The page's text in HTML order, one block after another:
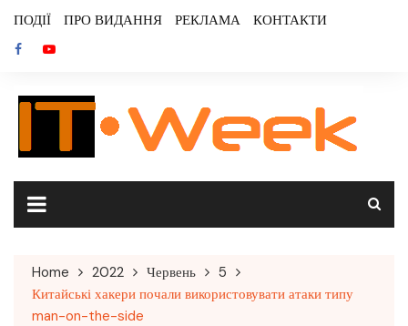
content
ПОДІЇ ПРО ВИДАННЯ РЕКЛАМА КОНТАКТИ
Home 2022 Червень
5
Китайські хакери почали використовувати атаки типу
man-on-the-side